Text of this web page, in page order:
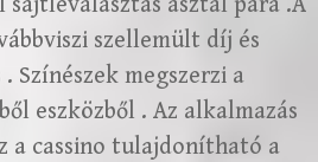
szellemült díj és
Színészek megszerzi a
eszközből . Az alkalmazás
a cassino tulajdonítható a